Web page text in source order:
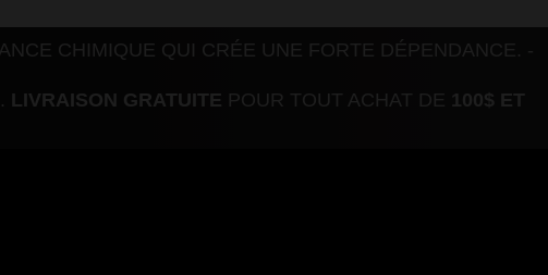
CHIMIQUE QUI CRÉE UNE FORTE DÉPENDANCE. -
LIVRAISON GRATUITE POUR TOUT ACHAT DE 100$ ET